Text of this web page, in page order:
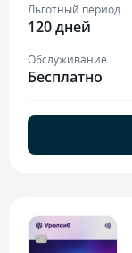
Льготный период
120 дней
Обслуживание
Бесплатно